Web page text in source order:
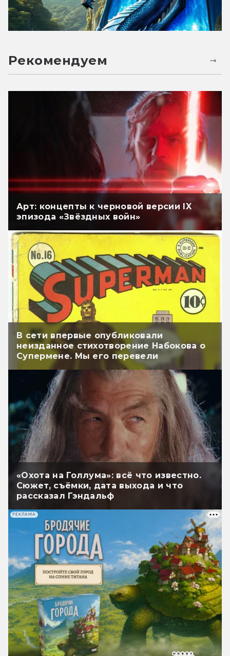
Рекомендуем
Арт: концепты к черновой версии IX
эпизода «Звёздных войн»
В сети впервые опубликовали
неизданное стихотворение Набокова о
Супермене. Мы его перевели
«Охота на Голлума»: всё что известно.
Сюжет, съёмки, дата выхода и что
рассказал Гэндальф
РЕКЛАМА